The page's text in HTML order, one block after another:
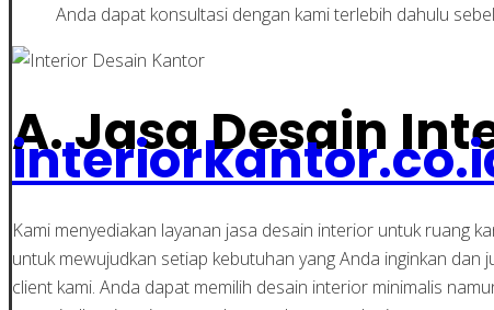
Anda dapat konsultasi dengan kami terlebih dahulu
A. Jasa Desain
Kami menyediakan layanan jasa desain interior untuk ruang
untuk mewujudkan setiap kebutuhan yang Anda inginkan
client kami. Anda dapat memilih desain interior minimalis